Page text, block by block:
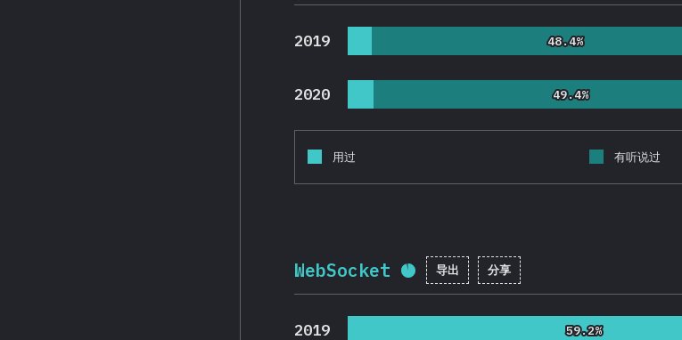
2019 48.4%
48.4%
2020 49.4%
49.4%
用过 有听说过
WebSocket 完成率: 92.3 %
导出 分享
2019 59.2%
59.2%